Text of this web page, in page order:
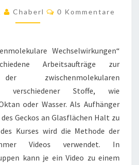
Chaberl Kommentare
0 Kommentare
Wechselwirkungen“
Arbeitsaufträge zur
zwischenmolekularen
verschiedener Stoffe, wie
oder Wasser. Als Aufhänger
Geckos an Glasflächen Halt zu
Kurses wird die Methode der
Videos verwendet. In
kann je ein Video zu einem